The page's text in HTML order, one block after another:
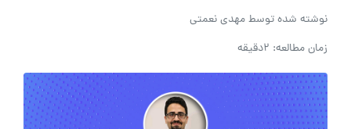
نوشته شده توسطمهدی نعمتی
زمان مطالعه: 2دقیقه